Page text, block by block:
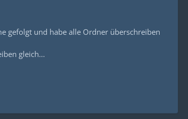
gefolgt und habe alle Ordner überschreiben
gleich...